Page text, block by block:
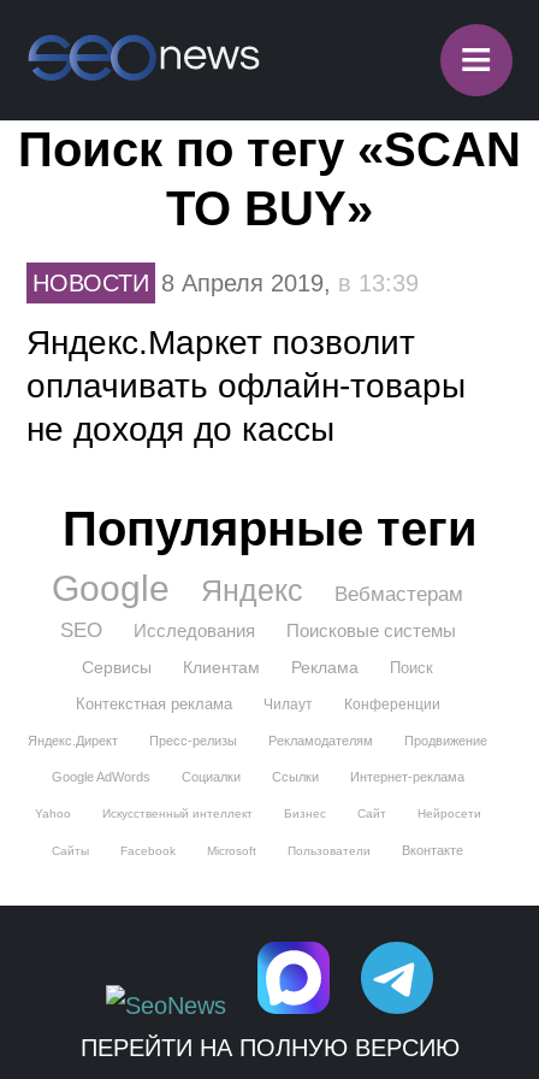
≡
Поиск по тегу «SCAN
TO BUY»
НОВОСТИ 8 Апреля 2019, в 13:39
Яндекс.Маркет позволит
оплачивать офлайн-товары
не доходя до кассы
Популярные теги
Google Яндекс
Вебмастерам
SEO
Исследования Поисковые системы
Сервисы Клиентам Реклама
Поиск
Контекстная реклама
Чилаут Конференции
Яндекс.Директ Пресс-релизы Рекламодателям Продвижение
Google AdWords Социалки Ссылки Интернет-реклама
Yahoo Искусственный интеллект Бизнес Сайт Нейросети
Сайты Facebook Microsoft Пользователи Вконтакте
ПЕРЕЙТИ НА ПОЛНУЮ ВЕРСИЮ